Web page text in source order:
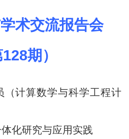
术交流报告会
128期）
（计算数学与科学工程计
化研究与应用实践